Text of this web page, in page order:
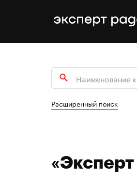
Расширенный поиск